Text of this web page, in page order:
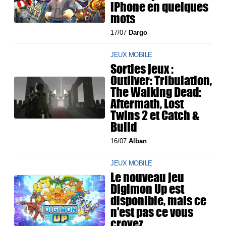
iPhone en quelques
mots
17/07 Dargo
JEUX MOBILE
Sorties jeux :
Outliver: Tribulation,
The Walking Dead:
Aftermath, Lost
Twins 2 et Catch &
Build
16/07Alban
JEUX MOBILE
Le nouveau jeu
Digimon Up est
disponible, mais ce
n'est pas ce vous